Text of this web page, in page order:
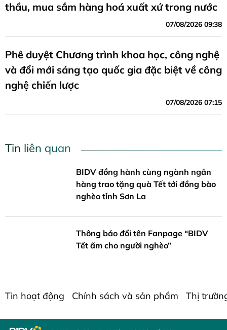
thầu, mua sắm hàng hoá xuất xứ trong nước
07/08/2026 09:38
Phê duyệt Chương trình khoa học, công nghệ
và đổi mới sáng tạo quốc gia đặc biệt về công
nghệ chiến lược
07/08/2026 07:15
Tin liên quan
BIDV đồng hành cùng ngành ngân
hàng trao tặng quà Tết tới đồng bào
nghèo tỉnh Sơn La
Thông báo đổi tên Fanpage “BIDV
Tết ấm cho người nghèo”
Tin hoạt động Chính sách và sản phẩm Thị